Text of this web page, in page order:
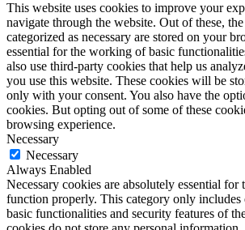
This website uses cookies to improve your
navigate through the website. Out of these,
categorized as necessary are stored on your
essential for the working of basic
also use third-party cookies that help us
you use this website. These cookies will be
only with your consent. You also have the
cookies. But opting out of some of these
browsing experience.
Necessary
Necessary
Always Enabled
Necessary cookies are absolutely essential for
function properly. This category only includes
basic functionalities and security features of